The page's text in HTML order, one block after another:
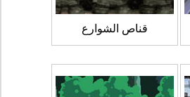
قناص الشوارع